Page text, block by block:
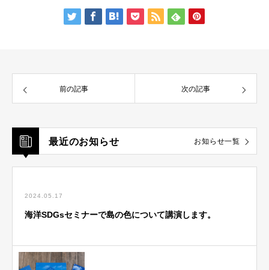
前の記事 次の記事
最近のお知らせ お知らせ一覧
2024.05.17
海洋SDGsセミナーで島の色について講演します。